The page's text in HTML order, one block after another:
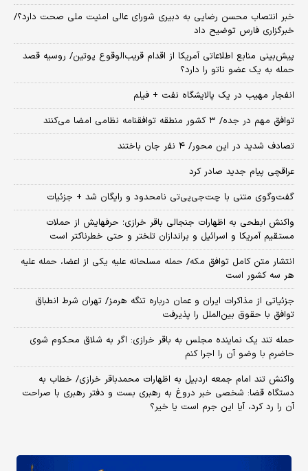
خبر انتصاب محسن رضایی به دبیری شورای عالی امنیت ملی صحت دارد؟/
خبرگزاری فارس توضیح داد
پیش‌بینی منابع اطلاعاتی آمریکا از اقدام قریب‌الوقوع پوتین/ روسیه قصد
حمله به یک عضو ناتو را دارد؟
انفجار مهیب در یک پالایشگاه نفت + فیلم
توافق مهم در جده/ ۳ کشور منطقه توافقنامه نظامی امضا می‌کنند
تصادف شدید در این محور/ ۴ نفر جان باختند
عراقچی پیام جدید صادر کرد
گفت‌وگوی متنی با چت‌جی‌پی‌تی نامحدود و رایگان شد + جزئیات
واکنش ابطحی به اظهارات جنجالی باقر خرازی؛ حرفهایش از حملات
مستقیم آمریکا و اسرائیل و براندازان تلختر و حتی خطرناکتر است
انتشار متن کامل توافق مکه/ حمله مسلحانه علیه یکی از اعضا، حمله علیه
هر سه کشور است
جزئیاتی از مذاکرات ایران و عمان درباره تنگه هرمز/ تهران شرط انطباق
توافق با حقوق بین‌الملل را پذیرفت
حمله تند یک نماینده مجلس به باقر خرازی: اگر به شلاق محکوم شوی
حاضرم با وضو آن را اجرا کنم
واکنش تند امام جمعه اردبیل به اظهارات محمدباقر خرازی/ خطاب به
دستگاه قضا: شخصی خبر دروغ به رهبری بست و دفتر رهبری با صراحت
آن را رد کرد، آیا این جرم است یا خیر؟